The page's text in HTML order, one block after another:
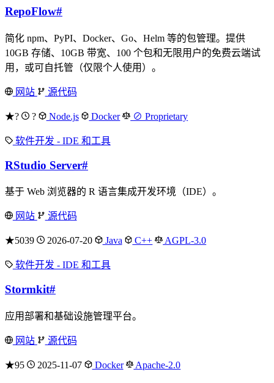
RepoFlow#
简化 npm、PyPI、Docker、Go、Helm 等的包管理。提供
10GB 存储、10GB 带宽、100 个包和无限用户的免费云端试
用，或可自托管（仅限个人使用）。
网站 源代码
★? ? Node.js Docker ⊘ Proprietary
软件开发 - IDE 和工具
RStudio Server#
基于 Web 浏览器的 R 语言集成开发环境（IDE）。
网站 源代码
★5039 2026-07-20 Java C++ AGPL-3.0
软件开发 - IDE 和工具
Stormkit#
应用部署和基础设施管理平台。
网站 源代码
★95 2025-11-07 Docker Apache-2.0